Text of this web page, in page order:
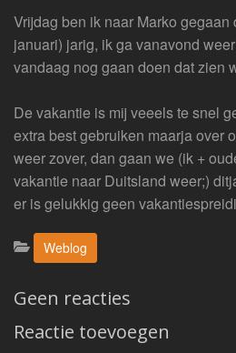
Vrijdag ben ik naar Marko gegaan
januari) jarig, ik ga vanavond
vandaag nog gaan doen dat zien
De vakantie is mij veeels te snel
extra best gebruiken maarja over
weer zover, dan gaan we (ik +
vakantie naar Duitsland weer;)
er is gelukkig geen
Categorieën:
Weblog
Geen reacties
Reactie toevoegen